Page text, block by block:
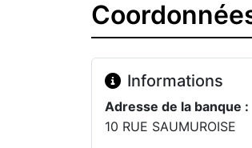
Informations
Adresse de la banque :
10 RUE SAUMUROISE